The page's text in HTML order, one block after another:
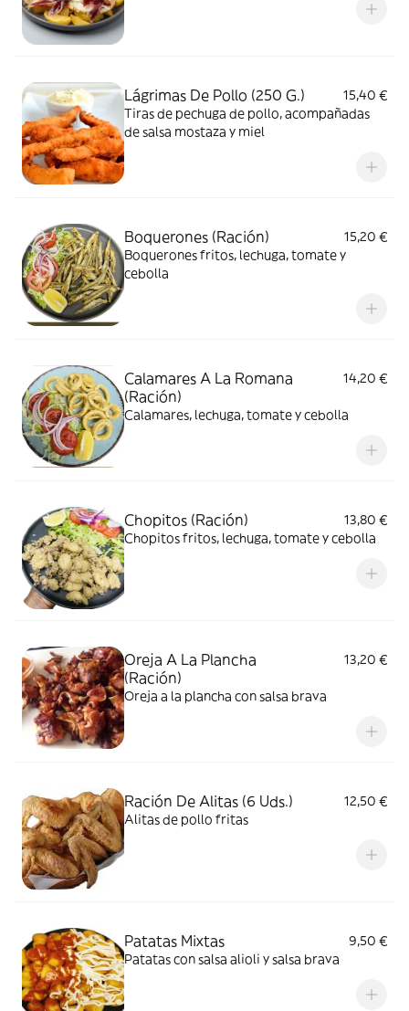
Lágrimas De Pollo (250 G.)
15,40 €
Tiras de pechuga de pollo, acompañadas
de salsa mostaza y miel
Boquerones (Ración)
15,20 €
Boquerones fritos, lechuga, tomate y
cebolla
Calamares A La Romana
(Ración)
14,20 €
Calamares, lechuga, tomate y cebolla
Chopitos (Ración)
13,80 €
Chopitos fritos, lechuga, tomate y cebolla
Oreja A La Plancha
(Ración)
13,20 €
Oreja a la plancha con salsa brava
Ración De Alitas (6 Uds.)
12,50 €
Alitas de pollo fritas
Patatas Mixtas
9,50 €
Patatas con salsa alioli y salsa brava